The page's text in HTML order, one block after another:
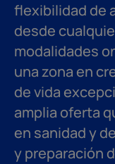
flexibilidad de
desde
modalidades
una zona en
de vida
amplia oferta
en sanidad y
y preparación